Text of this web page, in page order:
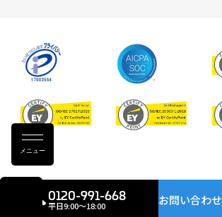
メニュー
0120-991-668
平日9:00〜18:00 お問い合わせ